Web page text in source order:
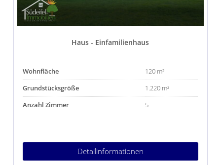
Haus - Einfamilienhaus
Wohnfläche
120 m²
Grundstücksgröße
1.220 m²
Anzahl Zimmer
5
Detailinformationen